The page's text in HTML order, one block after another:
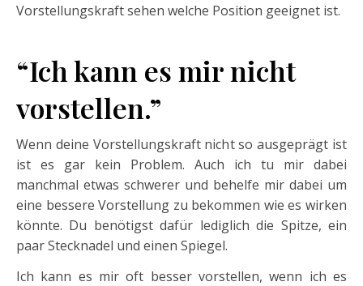
Vorstellungskraft sehen welche Position geeignet ist.
“Ich kann es mir nicht
vorstellen.”
Wenn deine Vorstellungskraft nicht so ausgeprägt ist
ist es gar kein Problem. Auch ich tu mir dabei
manchmal etwas schwerer und behelfe mir dabei um
eine bessere Vorstellung zu bekommen wie es wirken
könnte. Du benötigst dafür lediglich die Spitze, ein
paar Stecknadel und einen Spiegel.
Ich kann es mir oft besser vorstellen, wenn ich es